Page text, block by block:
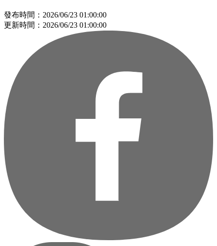
發布時間：2026/06/23 01:00:00
更新時間：2026/06/23 01:00:00